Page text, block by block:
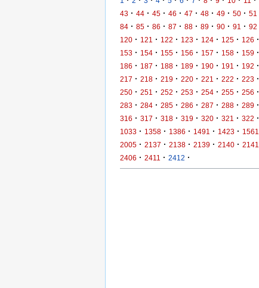
43 · 44 · 45 · 46 · 47 · 48 · 49 · 50 · 51
84 · 85 · 86 · 87 · 88 · 89 · 90 · 91 · 92
120 · 121 · 122 · 123 · 124 · 125 · 126 ·
153 · 154 · 155 · 156 · 157 · 158 · 159 ·
186 · 187 · 188 · 189 · 190 · 191 · 192 ·
217 · 218 · 219 · 220 · 221 · 222 · 223 ·
250 · 251 · 252 · 253 · 254 · 255 · 256 ·
283 · 284 · 285 · 286 · 287 · 288 · 289 ·
316 · 317 · 318 · 319 · 320 · 321 · 322 ·
1033 · 1358 · 1386 · 1491 · 1423 · 1561
2005 · 2137 · 2138 · 2139 · 2140 · 2141
2406 · 2411 · 2412 ·